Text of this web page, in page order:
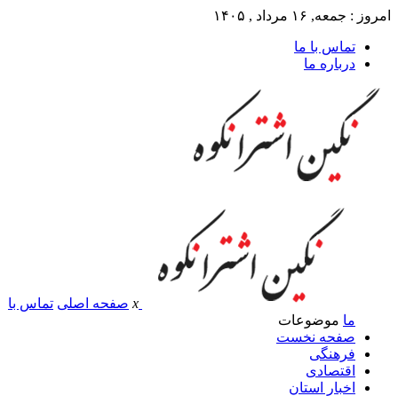
امروز : جمعه, ۱۶ مرداد , ۱۴۰۵
تماس با ما
درباره ما
x صفحه اصلی تماس با
ما موضوعات
صفحه نخست
فرهنگی
اقتصادی
اخبار استان